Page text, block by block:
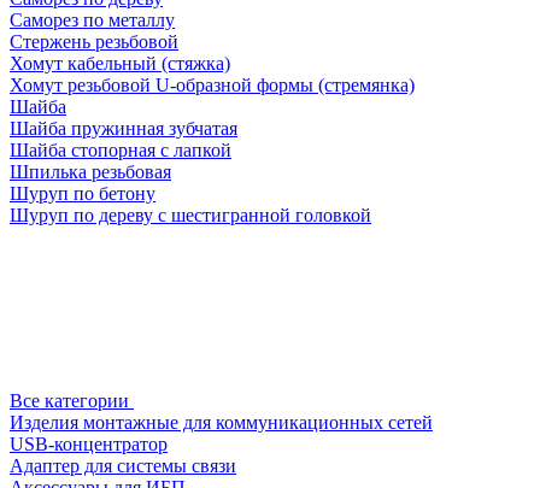
Саморез по металлу
Стержень резьбовой
Хомут кабельный (стяжка)
Хомут резьбовой U-образной формы (стремянка)
Шайба
Шайба пружинная зубчатая
Шайба стопорная с лапкой
Шпилька резьбовая
Шуруп по бетону
Шуруп по дереву с шестигранной головкой
Все категории
Изделия монтажные для коммуникационных сетей
USB-концентратор
Адаптер для системы связи